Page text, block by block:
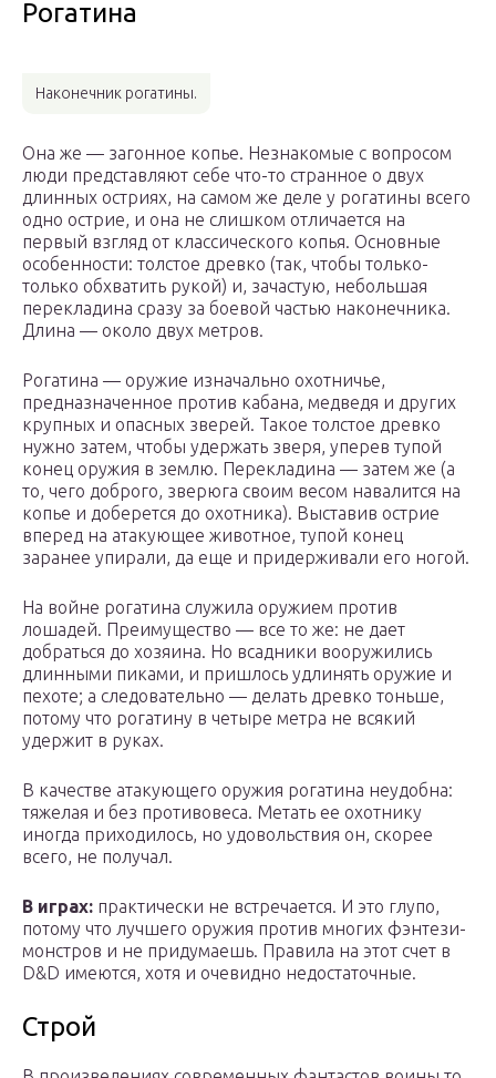
Рогатина
Наконечник рогатины.
Она же — загонное копье. Незнакомые с вопросом
люди представляют себе что-то странное о двух
длинных остриях, на самом же деле у рогатины всего
одно острие, и она не слишком отличается на
первый взгляд от классического копья. Основные
особенности: толстое древко (так, чтобы только-
только обхватить рукой) и, зачастую, небольшая
перекладина сразу за боевой частью наконечника.
Длина — около двух метров.
Рогатина — оружие изначально охотничье,
предназначенное против кабана, медведя и других
крупных и опасных зверей. Такое толстое древко
нужно затем, чтобы удержать зверя, уперев тупой
конец оружия в землю. Перекладина — затем же (а
то, чего доброго, зверюга своим весом навалится на
копье и доберется до охотника). Выставив острие
вперед на атакующее животное, тупой конец
заранее упирали, да еще и придерживали его ногой.
На войне рогатина служила оружием против
лошадей. Преимущество — все то же: не дает
добраться до хозяина. Но всадники вооружились
длинными пиками, и пришлось удлинять оружие и
пехоте; а следовательно — делать древко тоньше,
потому что рогатину в четыре метра не всякий
удержит в руках.
В качестве атакующего оружия рогатина неудобна:
тяжелая и без противовеса. Метать ее охотнику
иногда приходилось, но удовольствия он, скорее
всего, не получал.
В играх: практически не встречается. И это глупо,
потому что лучшего оружия против многих фэнтези-
монстров и не придумаешь. Правила на этот счет в
D&D имеются, хотя и очевидно недостаточные.
Строй